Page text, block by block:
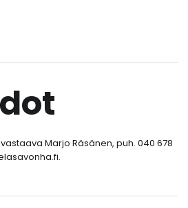
Marjo Räsänen, puh. 040 678